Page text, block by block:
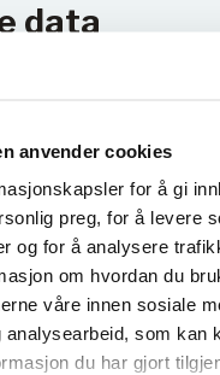
anvender cookies
for å gi
preg, for å levere
og for å analysere
om hvordan du
våre innen sosiale
analysearbeid, som kan
du har gjort
data
pull-out shelf
melamine
2